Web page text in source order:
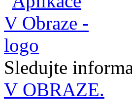
Sledujte
V OBRAZE.